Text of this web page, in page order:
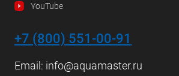
YouTube
+7 (800) 551-00-91
Email: info@aquamaster.ru